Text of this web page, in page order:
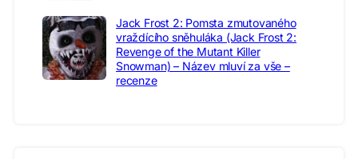
Jack Frost 2: Pomsta zmutovaného
vraždícího sněhuláka (Jack Frost 2:
Revenge of the Mutant Killer
Snowman) – Název mluví za vše –
recenze